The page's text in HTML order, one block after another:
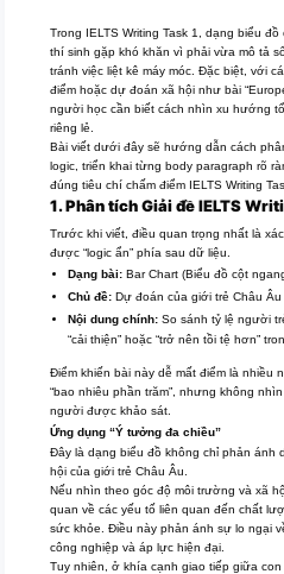
Trong IELTS Writing Task 1, dạng biểu
thí sinh gặp khó khăn vì phải vừa mô tả
tránh việc liệt kê máy móc. Đặc biệt, với
điểm hoặc dự đoán xã hội như bài
người học cần biết cách nhìn xu hướng
riêng lẻ.
Bài viết dưới đây sẽ hướng dẫn cách
logic, triển khai từng body paragraph rõ
đúng tiêu chí chấm điểm IELTS Writing
1. Phân tích Giải đề IELTS
Trước khi viết, điều quan trọng nhất là
được “logic ẩn” phía sau dữ liệu.
Dạng bài: Bar Chart (Biểu đồ cột
Chủ đề: Dự đoán của giới trẻ Châu
Nội dung chính: So sánh tỷ lệ người
“cải thiện” hoặc “trở nên tồi tệ hơn”
Điểm khiến bài này dễ mất điểm là nhiều
“bao nhiêu phần trăm”, nhưng không
người được khảo sát.
Ứng dụng “Ý tưởng đa chiều”
Đây là dạng biểu đồ không chỉ phản ánh
hội của giới trẻ Châu Âu.
Nếu nhìn theo góc độ môi trường và xã
quan về các yếu tố liên quan đến chất
sức khỏe. Điều này phản ánh sự lo ngại
công nghiệp và áp lực hiện đại.
Tuy nhiên, ở khía cạnh giao tiếp giữa